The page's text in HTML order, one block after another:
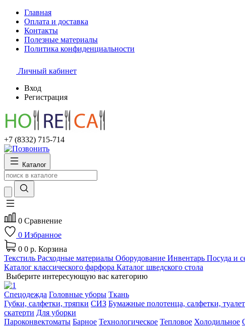
Главная
Оплата и доставка
Контакты
Полезные материалы
Политика конфиденциальности
Личный кабинет
Вход
Регистрация
+7 (8332) 715-714
Каталог
0 Сравнение
0 Избранное
0 0 р. Корзина
Текстиль Расходные материалы Оборудование Инвентарь Посуда и
Каталог классического фарфора Каталог шведского стола
Выберите интересующую вас категорию
Спецодежда Головные уборы Ткань
Губки, салфетки, тряпки СИЗ Бумажные полотенца, салфетки,
скатерти Для уборки
Пароконвектоматы Барное Технологическое Тепловое Холодильное